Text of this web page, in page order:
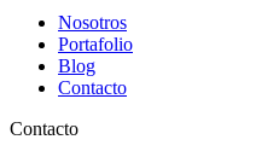
Nosotros
Portafolio
Blog
Contacto
Contacto